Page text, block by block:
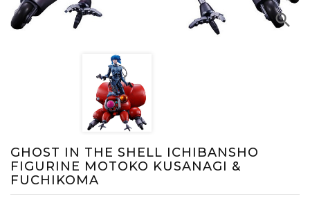

GHOST IN THE SHELL ICHIBANSHO
FIGURINE MOTOKO KUSANAGI &
FUCHIKOMA